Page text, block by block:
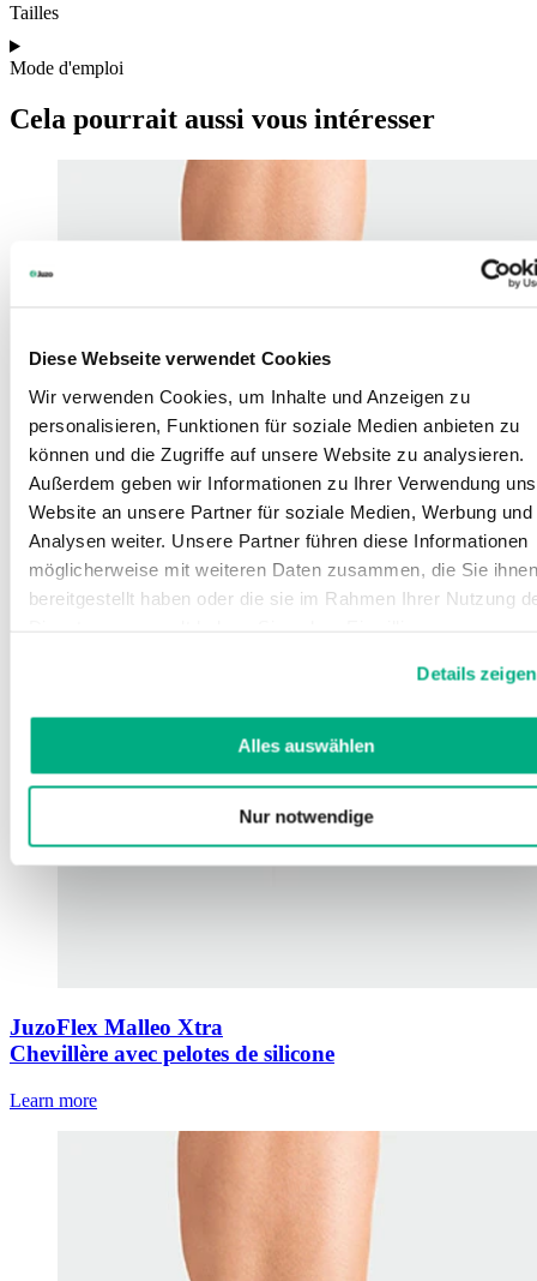
Diese Webseite verwendet Cookies
Wir verwenden Cookies, um Inhalte und Anzeigen zu
personalisieren, Funktionen für soziale Medien anbieten zu
können und die Zugriffe auf unsere Website zu analysieren.
Außerdem geben wir Informationen zu Ihrer Verwendung
Website an unsere Partner für soziale Medien, Werbung und
Analysen weiter. Unsere Partner führen diese Informationen
möglicherweise mit weiteren Daten zusammen, die Sie ihnen
bereitgestellt haben oder die sie im Rahmen Ihrer Nutzung
unsererDatenschutzerklärungundImpressum.
Details zeigen
Alles auswählen
Nur notwendige
Tailles
Mode d'emploi
Cela pourrait aussi vous intéresser
JuzoFlex Malleo Xtra
Chevillère avec pelotes de silicone
Learn more